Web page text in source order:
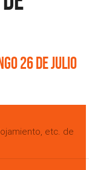
26 de Julio
etc. de